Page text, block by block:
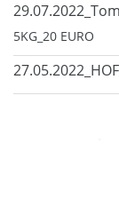
5KG_20 EURO